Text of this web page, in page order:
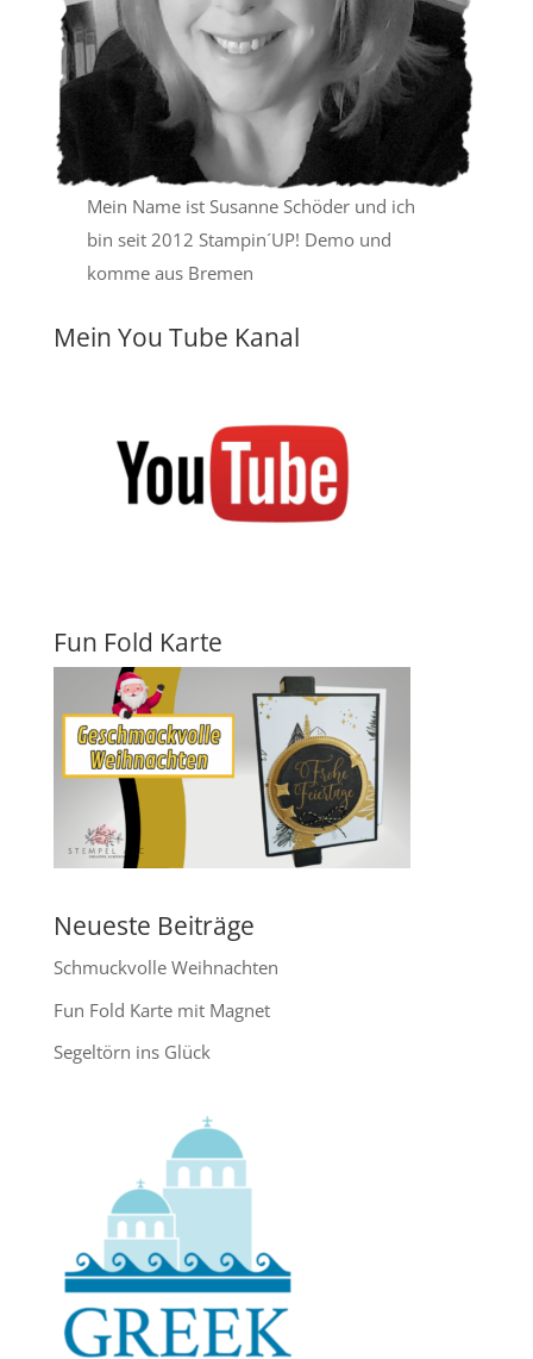
Mein Name ist Susanne Schöder und ich
bin seit 2012 Stampin´UP! Demo und
komme aus Bremen
Mein You Tube Kanal
Fun Fold Karte
Neueste Beiträge
Schmuckvolle Weihnachten
Fun Fold Karte mit Magnet
Segeltörn ins Glück